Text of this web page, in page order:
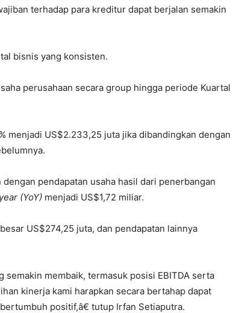
terhadap para kreditur dapat berjalan semakin
bisnis yang konsisten.
perusahaan secara group hingga periode Kuartal
menjadi US$2.233,25 juta jika dibandingkan dengan
pendapatan usaha hasil dari penerbangan
(YoY) menjadi US$1,72 miliar.
US$274,25 juta, dan pendapatan lainnya
membaik, termasuk posisi EBITDA serta
kinerja kami harapkan secara bertahap dapat
positif,â€ tutup Irfan Setiaputra.